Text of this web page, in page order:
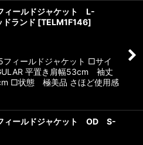
ィールドジャケット L-
ランド [TELM1F146]
ィールドジャケット □サイ
平置き肩幅53cm 袖丈
□状態 極美品 さほど使用感
ィールドジャケット OD S-